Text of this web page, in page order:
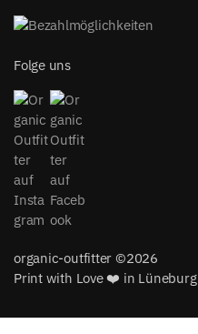
Folge uns
organic-outfitter ©2026
Print with Love ❤️ in Lüneburg